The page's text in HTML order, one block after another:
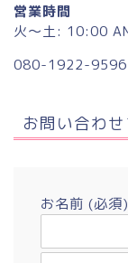
営業時間
火〜土: 10:00
080-1922-9596
お問い合わ
お名前 (必須)